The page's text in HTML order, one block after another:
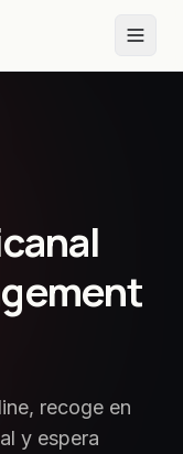
recoge en
y espera